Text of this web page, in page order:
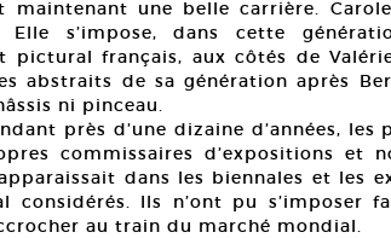
maintenant une belle carrière.
Elle s’impose, dans cette
pictural français, aux côtés de
abstraits de sa génération après
ni pinceau.
près d’une dizaine d’années, les
commissaires d’expositions et
dans les biennales et les
considérés. Ils n’ont pu s’imposer
au train du marché mondial.